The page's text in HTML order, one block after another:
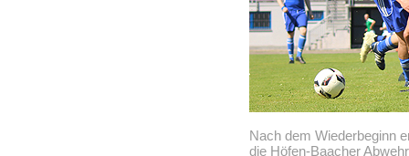
Nach dem Wiederbeginn
die Höfen-Baacher